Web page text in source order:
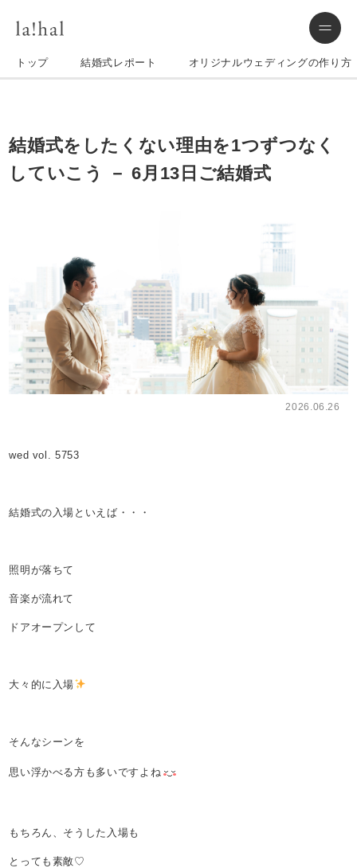
トップ 結婚式レポート オリジナルウェディングの作り方
結婚式をしたくない理由を1つずつなく
していこう － 6月13日ご結婚式
2026.06.26
wed vol. 5753
結婚式の入場といえば・・・
照明が落ちて
音楽が流れて
ドアオープンして
大々的に入場
そんなシーンを
思い浮かべる方も多いですよね
もちろん、そうした入場も
とっても素敵♡